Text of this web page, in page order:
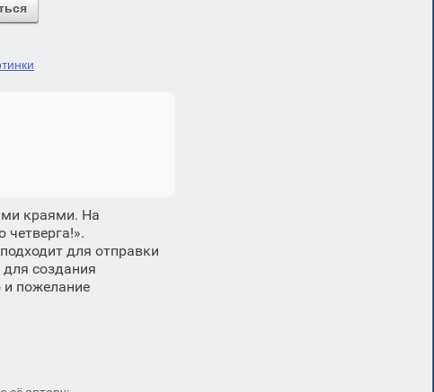
краями. На
для отправки
создания
и пожелание